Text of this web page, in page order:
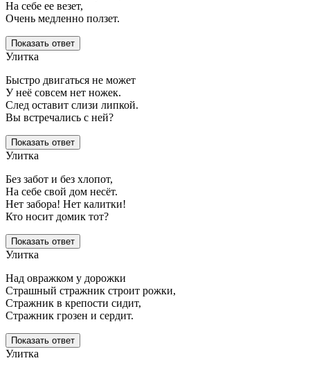
На себе ее везет,
Очень медленно ползет.
Показать ответ
Улитка
Быстро двигаться не может
У неё совсем нет ножек.
След оставит слизи липкой.
Вы встречались с ней?
Показать ответ
Улитка
Без забот и без хлопот,
На себе свой дом несёт.
Нет забора! Нет калитки!
Кто носит домик тот?
Показать ответ
Улитка
Над овражком у дорожки
Страшный стражник строит рожки,
Стражник в крепости сидит,
Стражник грозен и сердит.
Показать ответ
Улитка